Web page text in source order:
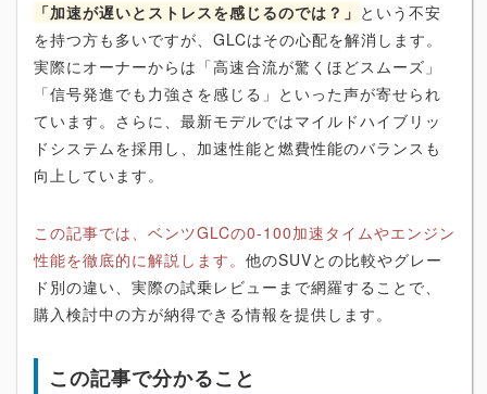
「加速が遅いとストレスを感じるのでは？」 という不安
を持つ方も多いですが、GLCはその心配を解消します。
実際にオーナーからは「高速合流が驚くほどスムーズ」
「信号発進でも力強さを感じる」といった声が寄せられ
ています。さらに、最新モデルではマイルドハイブリッ
ドシステムを採用し、加速性能と燃費性能のバランスも
向上しています。
この記事では、ベンツGLCの0-100加速タイムやエンジン
性能を徹底的に解説します。 他のSUVとの比較やグレー
ド別の違い、実際の試乗レビューまで網羅することで、
購入検討中の方が納得できる情報を提供します。
この記事で分かること